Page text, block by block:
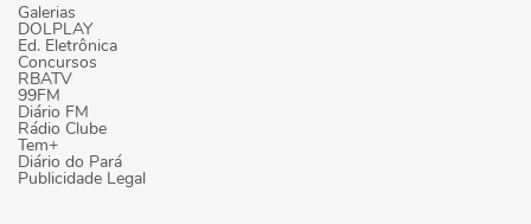
Galerias
DOLPLAY
Ed. Eletrônica
Concursos
RBATV
99FM
Diário FM
Rádio Clube
Tem+
Diário do Pará
Publicidade Legal